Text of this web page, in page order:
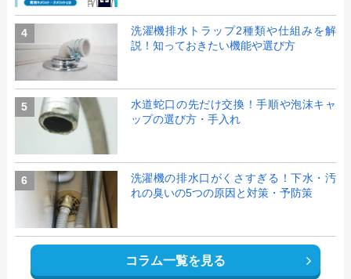
4
洗濯機排水トラップ2種類や仕組みを解
説！知っておきたい機能や選び方
5
水道蛇口の先だけ交換！手順や泡沫キャ
ップの選び方・手入れ
6
洗濯機の排水口がくさすぎる！下水・汚
れの臭いの5つの原因と対策・予防策
コラム一覧を見る